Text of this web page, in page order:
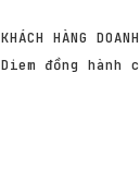
KHÁCH HÀNG
Diem đồng hành